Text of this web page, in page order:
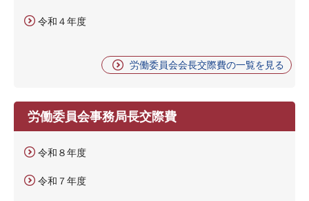
令和４年度
労働委員会会長交際費の一覧を見る
労働委員会事務局長交際費
令和８年度
令和７年度